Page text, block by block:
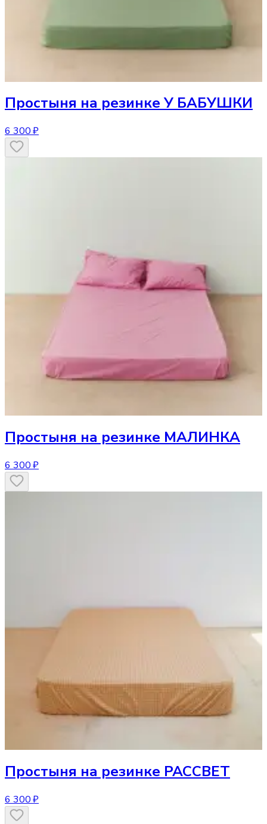
Простыня на резинке У БАБУШКИ
6 300 ₽
Простыня на резинке МАЛИНКА
6 300 ₽
Простыня на резинке РАССВЕТ
6 300 ₽